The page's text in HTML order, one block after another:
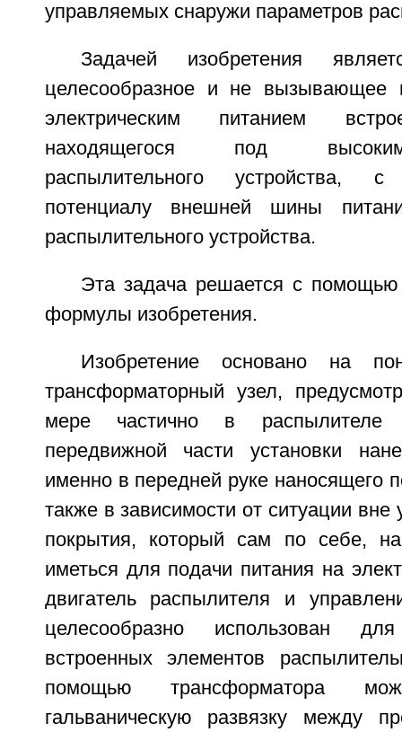
управляемых снаружи параметров
Задачей изобретения
целесообразное и не вызывающее
электрическим питанием
находящегося под
распылительного устройства,
потенциалу внешней шины
распылительного устройства.
Эта задача решается с помощью
формулы изобретения.
Изобретение основано на
трансформаторный узел,
мере частично в
передвижной части установки
именно в передней руке наносящего
также в зависимости от ситуации вне
покрытия, который сам по себе,
иметься для подачи питания на
двигатель распылителя и
целесообразно использован
встроенных элементов
помощью трансформатора
гальваническую развязку между